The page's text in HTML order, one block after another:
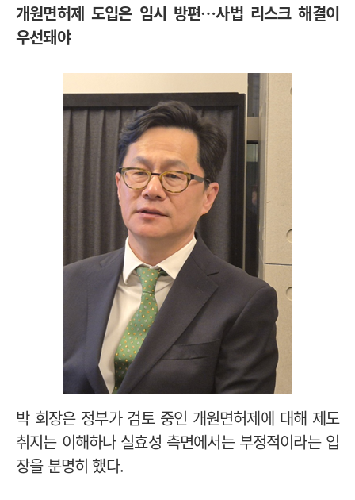
개원면허제 도입은 임시 방편…사법 리스크 해결이
우선돼야
박 회장은 정부가 검토 중인 개원면허제에 대해 제도
취지는 이해하나 실효성 측면에서는 부정적이라는 입
장을 분명히 했다.